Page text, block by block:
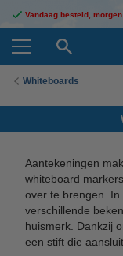
Vandaag besteld,
Whiteboards
Aantekeningen
whiteboard
over te brengen.
verschillende
huismerk. Dankzij
een stift die